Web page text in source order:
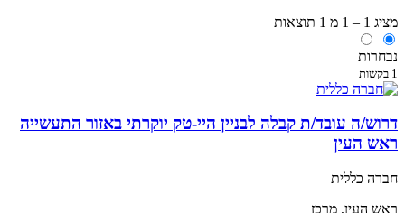
מציג 1 – 1 מ 1 תוצאות
נבחרות
1 בקשות
דרוש/ה עובד/ת קבלה לבניין היי-טק יוקרתי באזור התעשייה
ראש העין
חברה כללית
ראש העין, מרכז